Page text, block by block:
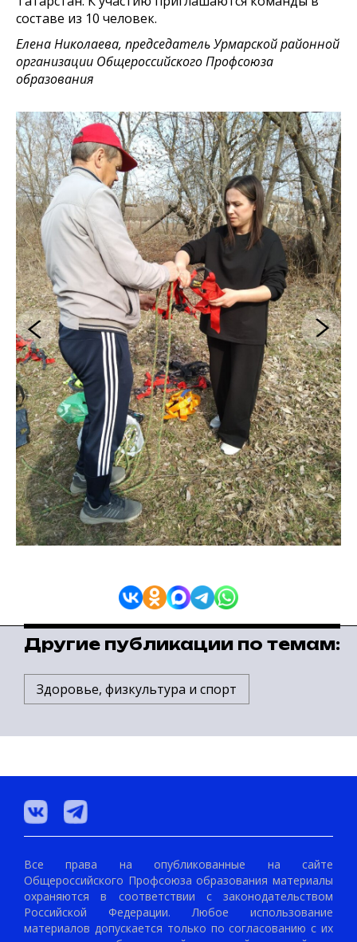
составе из 10 человек.
Елена Николаева, председатель Урмарской районной
организации Общероссийского Профсоюза
образования
Другие публикации по темам:
Здоровье, физкультура и спорт
Все права на опубликованные на сайте
Общероссийского Профсоюза образования материалы
охраняются в соответствии с законодательством
Российской Федерации. Любое использование
материалов допускается только по согласованию с их